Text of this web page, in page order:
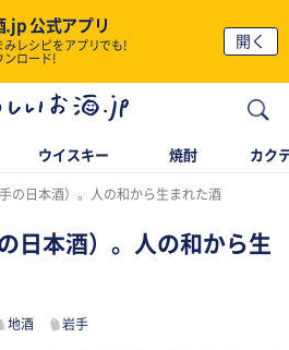
.jp 公式アプリ
みレシピをアプリでも!
ンロード!
開く
ウイスキー 焼酎 カク
の日本酒）。人の和から生まれた酒
日本酒）。人の和から生
地酒 岩手